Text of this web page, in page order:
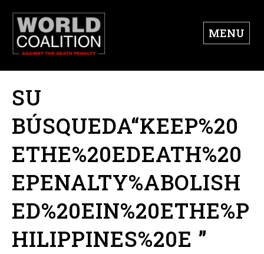
MENU
SU
BÚSQUEDA“KEEP%20
ETHE%20EDEATH%20
EPENALTY%ABOLISH
ED%20EIN%20ETHE%P
HILIPPINES%20E ”